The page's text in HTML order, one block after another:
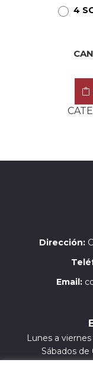
4
Dirección:
Email:
Lunes a
Sábados de